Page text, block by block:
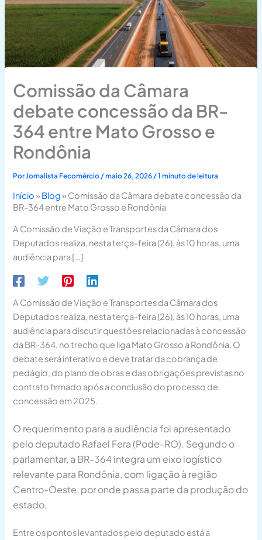
Comissão da Câmara
debate concessão da BR-
364 entre Mato Grosso e
Rondônia
PorJornalista Fecomércio /maio 26, 2026 /1 minuto de leitura
Início» Blog» Comissão da Câmara debate concessão da
BR-364 entre Mato Grosso e Rondônia
A Comissão de Viação e Transportes da Câmara dos
Deputados realiza, nesta terça-feira (26), às 10 horas, uma
audiência para […]
A Comissão de Viação e Transportes da Câmara dos
Deputados realiza, nesta terça-feira (26), às 10 horas, uma
audiência para discutir questões relacionadas à concessão
da BR-364, no trecho que liga Mato Grosso a Rondônia. O
debate será interativo e deve tratar da cobrança de
pedágio, do plano de obras e das obrigações previstas no
contrato firmado após a conclusão do processo de
concessão em 2025.
O requerimento para a audiência foi apresentado
pelo deputado Rafael Fera (Pode-RO). Segundo o
parlamentar, a BR-364 integra um eixo logístico
relevante para Rondônia, com ligação à região
Centro-Oeste, por onde passa parte da produção do
estado.
Entre os pontos levantados pelo deputado está a